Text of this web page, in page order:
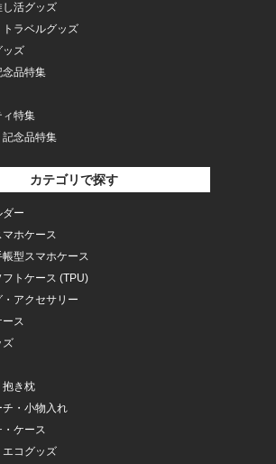
し活グッズ
ラベルグッズ
ッズ
念品特集
ィ特集
記念品特集
カテゴリで探す
ー
ホケース
型スマホケース
トケース (TPU)
アクセサリー
ース
ズ
抱き枕
・小物入れ
ケース
エコグッズ